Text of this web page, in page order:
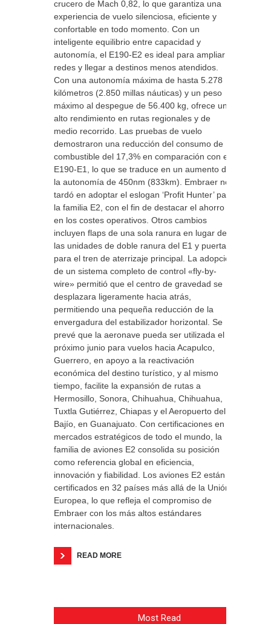
crucero de Mach 0,82, lo que garantiza una
experiencia de vuelo silenciosa, eficiente y
confortable en todo momento. Con un
inteligente equilibrio entre capacidad y
autonomía, el E190-E2 es ideal para ampliar
redes y llegar a destinos menos atendidos.
Con una autonomía máxima de hasta 5.278
kilómetros (2.850 millas náuticas) y un peso
máximo al despegue de 56.400 kg, ofrece un
alto rendimiento en rutas regionales y de
medio recorrido. Las pruebas de vuelo
demostraron una reducción del consumo de
combustible del 17,3% en comparación con el
E190-E1, lo que se traduce en un aumento de
la autonomía de 450nm (833km). Embraer no
tardó en adoptar el eslogan ‘Profit Hunter’ para
la familia E2, con el fin de destacar el ahorro
en los costes operativos. Otros cambios
incluyen flaps de una sola ranura en lugar de
las unidades de doble ranura del E1 y puertas
para el tren de aterrizaje principal. La adopción
de un sistema completo de control «fly-by-
wire» permitió que el centro de gravedad se
desplazara ligeramente hacia atrás,
permitiendo una pequeña reducción de la
envergadura del estabilizador horizontal. Se
prevé que la aeronave pueda ser utilizada el
próximo junio para vuelos hacia Acapulco,
Guerrero, en apoyo a la reactivación
económica del destino turístico, y al mismo
tiempo, facilite la expansión de rutas a
Hermosillo, Sonora, Chihuahua, Chihuahua,
Tuxtla Gutiérrez, Chiapas y el Aeropuerto del
Bajío, en Guanajuato. Con certificaciones en
mercados estratégicos de todo el mundo, la
familia de aviones E2 consolida su posición
como referencia global en eficiencia,
innovación y fiabilidad. Los aviones E2 están
certificados en 32 países más allá de la Unión
Europea, lo que refleja el compromiso de
Embraer con los más altos estándares
internacionales.
READ MORE
Most Read